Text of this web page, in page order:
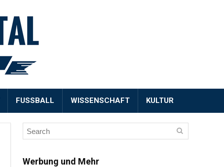
FUSSBALL WISSENSCHAFT KULTUR
Werbung und Mehr